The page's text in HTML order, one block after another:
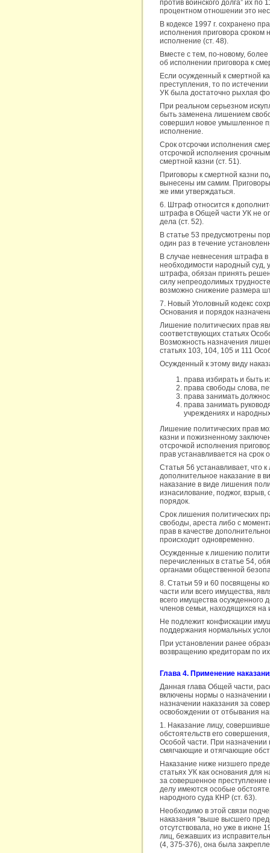
против воинского долга” их по
процентном отношении это
В кодексе 1997 г. сохранено
исполнения приговора сроком
исполнение (ст. 48).
Вместе с тем, по-новому,
об исполнении приговора к
Если осужденный к смертной
преступления, то по
УК была достаточно рыхлая
При реальном серьезном
быть заменена лишением
совершил новое умышленное
исполнение.
Срок отсрочки исполнения
отсрочкой исполнения
смертной казни (ст. 51).
Приговоры к смертной казни
вынесены им самим. Приговоры
же ими утверждаться.
6. Штраф относится к
штрафа в Общей части УК не
дела (ст. 52).
В статье 53 предусмотрены
один раз в течение
В случае невнесения штрафа в
необходимости народный суд,
штрафа, обязан принять
силу непреодолимых
возможно снижение размера
7. Новый Уголовный кодекс
Основания и порядок
Лишение политических прав
соответствующих статьях
Возможность назначения
статьях 103, 104, 105 и 111
Осужденный к этому виду
права избирать и быть
права свободы слова,
права занимать
права занимать
учреждениях и
Лишение политических прав
казни и пожизненному
отсрочкой исполнения
прав устанавливается на срок
Статья 56 устанавливает, что
дополнительное наказание в
наказание в виде лишения
изнасилование, поджог,
порядок.
Срок лишения политических
свободы, ареста либо с
прав в качестве
происходит одновременно.
Осужденные к лишению
перечисленных в статье 54,
органами общественной
8. Статьи 59 и 60 посвящены
части или всего имущества,
всего имущества
членов семьи, находящихся
Не подлежит конфискации
поддержания нормальных
При установлении ранее
возвращению кредиторам по
Глава 4. Применение
Данная глава Общей части,
включены нормы о назначении
назначении наказания за
освобождении от отбывания
1. Наказание лицу,
обстоятельств его
Особой части. При назначении
смягчающие и отягчающие
Наказание ниже низшего
статьях УК как основания для
за совершенное
делу имеются особые
народного суда КНР (ст. 63).
Необходимо в этой связи
наказания “выше высшего
отсутствовала, но уже в июне
лиц, бежавших из
(4, 375-376), она была